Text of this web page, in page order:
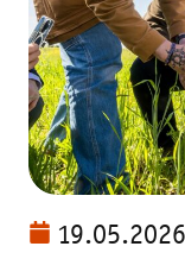
19.05.2026